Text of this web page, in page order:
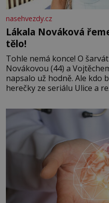
nasehvezdy.cz
Lákala Nováková
tělo!
Tohle nemá konce! O
Novákovou (44) a
napsalo už hodně. Ale kdo
herečky ze seriálu Ulice a